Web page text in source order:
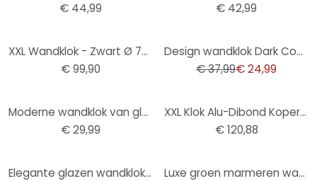
€ 44,99
€ 42,99
XXL Wandklok - Zwart Ø 70 cm
€ 99,90
Design wandklok Dark Contrast met walnoot houtlook en Arabische cijfers Ø50 cm
€ 37,99€ 24,99
Moderne wandklok van glas in zwart marmerlook Ø30 cm
€ 29,99
XXL Klok Alu-Dibond Koper Effect
€ 120,88
Elegante glazen wandklok in wit marmerlook met zwarte cijfers Ø30 cm
Luxe groen marmeren wandklok met elegante gouden cijfers Ø30cm